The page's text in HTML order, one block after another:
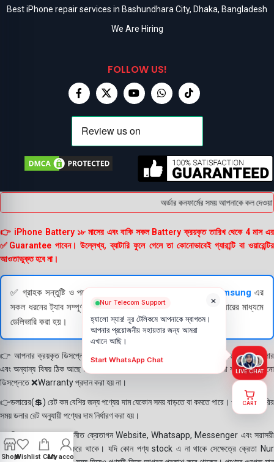
Best iPhone repair services in Bashundhara City, Dhaka, Bangladesh
We Are Hiring
FOLLOW US!
অর্ডার কনফার্মের সময় আপনাকে কল
👉 iPhone Battery ১৮ মাসের এবং বাকি সকল Battery ক্রয়কৃত তারিখ থেকে 4 মাস এর
✅Guarantee পাবেন। উল্লেখ্য, ব্যাটারি ফুলে গেলে তা কোনোভাবেই গ্যারান্টি বা ওয়ারেন্টির
আওতাভুক্ত হবে না।
✅ গ্রাহক সন্তুষ্টি ও পণ্যের স্বচ্ছতা নিশ্চিত করতে Samsung এর
সকল ধরনের ট্যাব সম্পূর্ণরূপে যাচাই (Check) করার পরই বিক্রি ও কুরিয়ারের মাধ্যমে
ডেলিভারি করা হয়।
👉 আপনার ক্রয়কৃত ডিসপ্লে স্থায়ী ভাবে লাগানোর আগে মোবাইলে লাগিয়ে চেক করে নিবেন কালার
এবং অন্যান্য বিষয় ঠিক আছে কিনা। শতভাগ নিশ্চিত হয়ে পলি তুলবেন। পলি তোলা বা আঠা লাগানো
ডিসপ্লেতে ❌Warranty প্রদান করা হয় না।
👉ডলারের(💲) রেট কম বেশির জন্য পণ্যের দাম যেকোন সময় বাড়তে বা কমতে পারে। পণ্য ডেলিভারির
সময় ডলার রেট অনুযায়ী পণ্যের দাম নির্ধারণ করা হয়।
👉বিঃ দ্রঃ- আমাদের সম্মানীত ক্রেতাগন Website, Whatsapp, Messenger এবং সরাসরী
ফোন করে পণ্য Order করে থাকে। যদি কোন পণ্য stock এ না থাকে সেক্ষেত্রে ক্রেতা Nur
ShopWishlist CartMy account
×
Nur Telecom Support
হ্যালো স্যার! নূর টেলিকমে আপনাকে স্বাগতম।
আপনার প্রয়োজনীয় সহায়তার জন্য আমরা
এখানে আছি।
Start WhatsApp Chat
LIVE CHAT
CART